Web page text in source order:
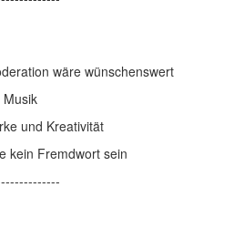
wäre wünschenswert
und Kreativität
kein Fremdwort sein